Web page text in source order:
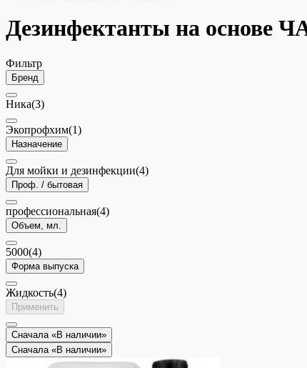
Дезинфектанты на основе
Фильтр
Бренд
Ника(3)
Экопрофхим(1)
Назначение
Для мойки и дезинфекции(4)
Проф. / бытовая
профессиональная(4)
Объем, мл.
5000(4)
Форма выпуска
Жидкость(4)
Применить
Сначала «В наличии»
Сначала «В наличии»